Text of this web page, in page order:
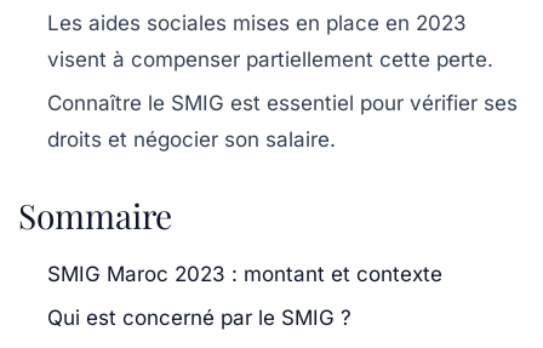
Les aides sociales mises en place en 2023
visent à compenser partiellement cette perte.
Connaître le SMIG est essentiel pour vérifier ses
droits et négocier son salaire.
Sommaire
SMIG Maroc 2023 : montant et contexte
Qui est concerné par le SMIG ?